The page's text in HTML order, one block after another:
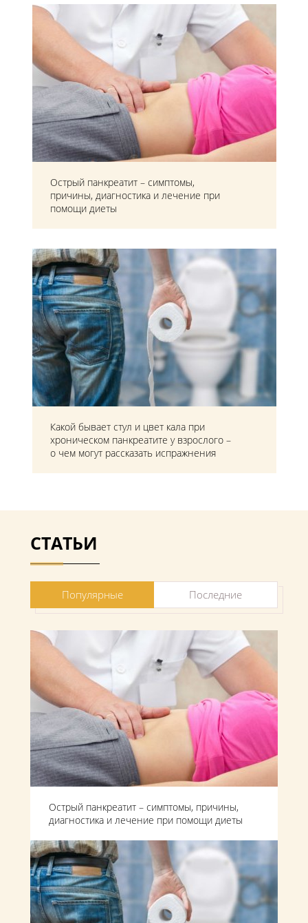
Острый панкреатит – симптомы,
причины, диагностика и лечение при
помощи диеты
Какой бывает стул и цвет кала при
хроническом панкреатите у взрослого –
о чем могут рассказать испражнения
СТАТЬИ
Популярные Последние
Острый панкреатит – симптомы, причины,
диагностика и лечение при помощи диеты